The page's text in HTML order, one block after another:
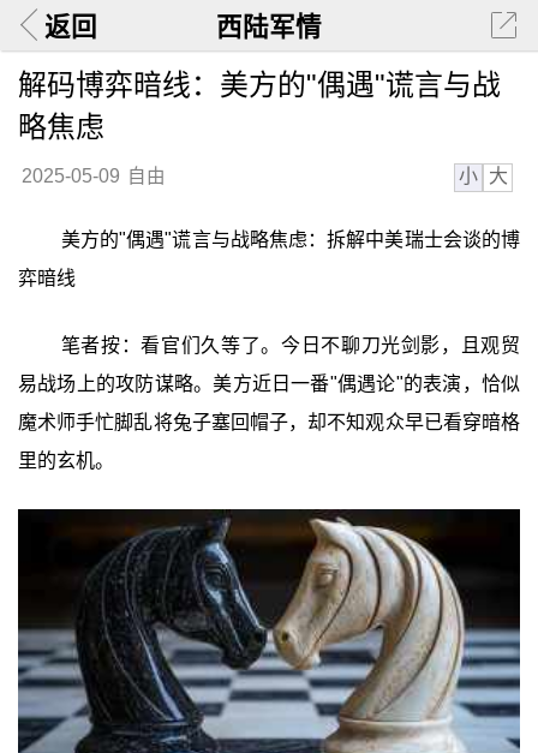
返回 西陆军情
解码博弈暗线：美方的"偶遇"谎言与战
略焦虑
2025-05-09 自由 小 大
美方的"偶遇"谎言与战略焦虑：拆解中美瑞士会谈的博
弈暗线
笔者按：看官们久等了。今日不聊刀光剑影，且观贸
易战场上的攻防谋略。美方近日一番"偶遇论"的表演，恰似
魔术师手忙脚乱将兔子塞回帽子，却不知观众早已看穿暗格
里的玄机。